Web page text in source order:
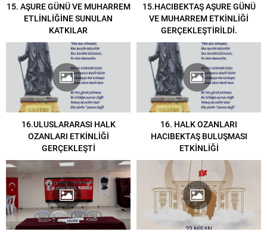
15. AŞURE GÜNÜ VE MUHARREM
ETLİNLİĞİNE SUNULAN
KATKILAR
15.HACIBEKTAŞ AŞURE GÜNÜ
VE MUHARREM ETKİNLİĞİ
GERÇEKLEŞTİRİLDİ.
16.ULUSLARARASI HALK
OZANLARI ETKİNLİĞİ
GERÇEKLEŞTİ
16. HALK OZANLARI
HACIBEKTAŞ BULUŞMASI
ETKİNLİĞİ